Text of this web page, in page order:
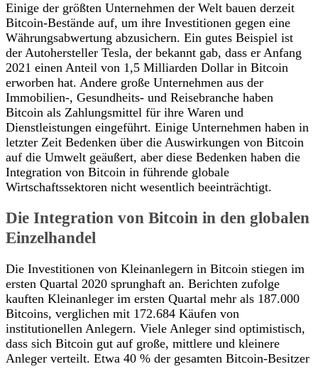
Einige der größten Unternehmen der Welt bauen derzeit
Bitcoin-Bestände auf, um ihre Investitionen gegen eine
Währungsabwertung abzusichern. Ein gutes Beispiel ist
der Autohersteller Tesla, der bekannt gab, dass er Anfang
2021 einen Anteil von 1,5 Milliarden Dollar in Bitcoin
erworben hat. Andere große Unternehmen aus der
Immobilien-, Gesundheits- und Reisebranche haben
Bitcoin als Zahlungsmittel für ihre Waren und
Dienstleistungen eingeführt. Einige Unternehmen haben in
letzter Zeit Bedenken über die Auswirkungen von Bitcoin
auf die Umwelt geäußert, aber diese Bedenken haben die
Integration von Bitcoin in führende globale
Wirtschaftssektoren nicht wesentlich beeinträchtigt.
Die Integration von Bitcoin in den globalen
Einzelhandel
Die Investitionen von Kleinanlegern in Bitcoin stiegen im
ersten Quartal 2020 sprunghaft an. Berichten zufolge
kauften Kleinanleger im ersten Quartal mehr als 187.000
Bitcoins, verglichen mit 172.684 Käufen von
institutionellen Anlegern. Viele Anleger sind optimistisch,
dass sich Bitcoin gut auf große, mittlere und kleinere
Anleger verteilt. Etwa 40 % der gesamten Bitcoin-Besitzer